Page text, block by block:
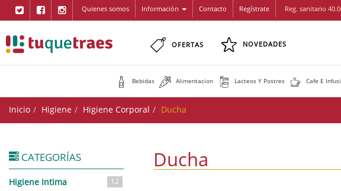
Quienes somos Información Contacto Regístrate Reg. sanitario
OFERTAS NOVEDADES
Bebidas Alimentacion Lacteos Y Postres Cafe E
Inicio Higiene Higiene Corporal Ducha
CATEGORÍAS
Higiene Intima 12
Ducha